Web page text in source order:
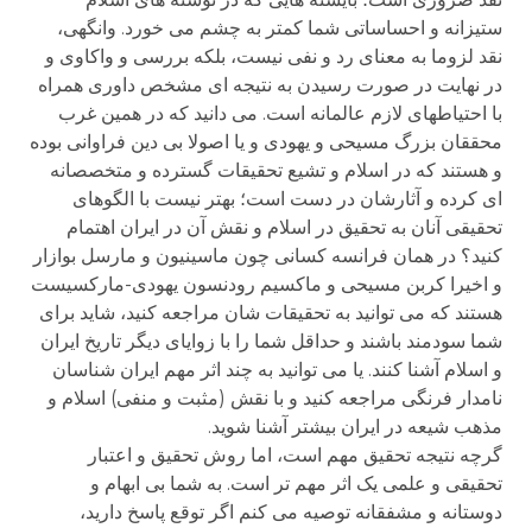
ستیزانه و احساساتی شما کمتر به چشم می خورد. وانگهی،
نقد لزوما به معنای رد و نفی نیست، بلکه بررسی و واکاوی و
در نهایت در صورت رسیدن به نتیجه ای مشخص داوری همراه
با احتیاطهای لازم عالمانه است. می دانید که در همین غرب
محققان بزرگ مسیحی و یهودی و یا اصولا بی دین فراوانی بوده
و هستند که در اسلام و تشیع تحقیقات گسترده و متخصصانه
ای کرده و آثارشان در دست است؛ بهتر نیست با الگوهای
تحقیقی آنان به تحقیق در اسلام و نقش آن در ایران اهتمام
کنید؟ در همان فرانسه کسانی چون ماسینیون و مارسل بوازار
و اخیرا کربن مسیحی و ماکسیم رودنسون یهودی-مارکسیست
هستند که می توانید به تحقیقات شان مراجعه کنید، شاید برای
شما سودمند باشند و حداقل شما را با زوایای دیگر تاریخ ایران
و اسلام آشنا کنند. یا می توانید به چند اثر مهم ایران شناسان
نامدار فرنگی مراجعه کنید و با نقش (مثبت و منفی) اسلام و
مذهب شیعه در ایران بیشتر آشنا شوید.
گرچه نتیجه تحقیق مهم است، اما روش تحقیق و اعتبار
تحقیقی و علمی یک اثر مهم تر است. به شما بی ابهام و
دوستانه و مشفقانه توصیه می کنم اگر توقع پاسخ دارید،